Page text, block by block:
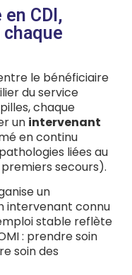
CDI,
le bénéficiaire
du service
chaque
un intervenant
en continu
liées au
premiers secours).
un
intervenant connu
stable reflète
: prendre soin
soin des